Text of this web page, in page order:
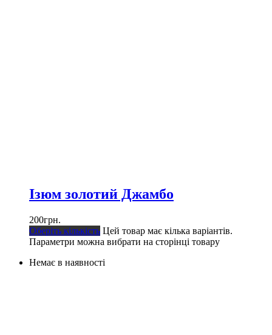
Ізюм золотий Джамбо
200грн.
Оберіть кількість Цей товар має кілька варіантів.
Параметри можна вибрати на сторінці товару
Немає в наявності